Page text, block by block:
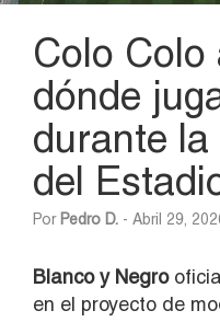
Colo Colo
dónde
durante
del
Por Pedro D. - Abril 29,
Blanco y Negro
en el proyecto de